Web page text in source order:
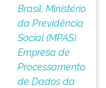
Brasil. Ministério
da Previdência
Social (MPAS).
Empresa de
Processamento
de Dados da